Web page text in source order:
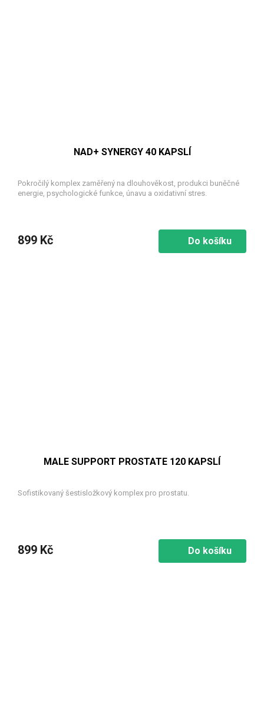
NAD+ SYNERGY 40 KAPSLÍ
Pokročilý komplex zaměřený na dlouhověkost, produkci buněčné
energie, psychologické funkce, únavu a oxidativní stres.
899 Kč Do košíku
MALE SUPPORT PROSTATE 120 KAPSLÍ
Sofistikovaný šestisložkový komplex pro prostatu.
899 Kč Do košíku